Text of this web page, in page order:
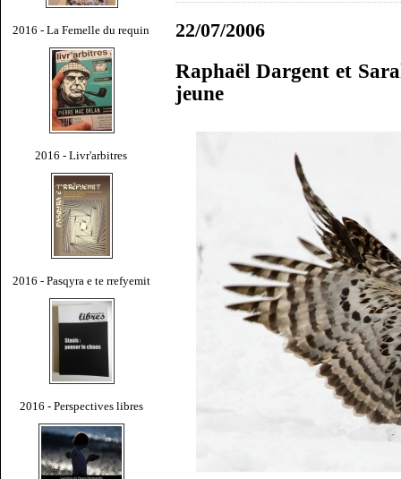
2016 - La Femelle du requin
2016 - Livr'arbitres
2016 - Pasqyra e te rrefyemit
2016 - Perspectives libres
22/07/2006
Raphaël Dargent et
jeune